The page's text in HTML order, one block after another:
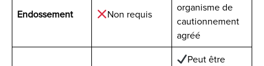
Endossement Non requis
organisme de
cautionnement
agréé
Peut être